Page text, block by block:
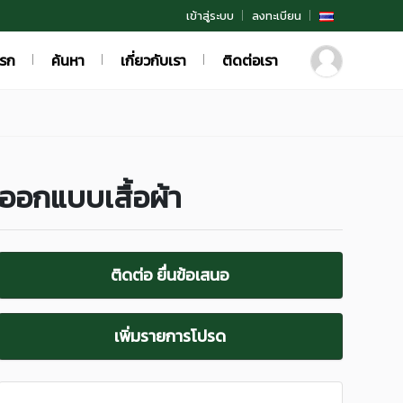
เข้าสู่ระบบ ลงทะเบียน
ก ค้นหา เกี่ยวกับเรา ติดต่อเรา
อกแบบเสื้อผ้า
ติดต่อ ยื่นข้อเสนอ
เพิ่มรายการโปรด